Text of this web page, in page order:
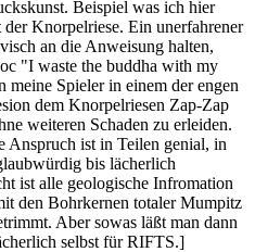
Beispiel was ich hier
Knorpelriese. Ein unerfahrener
an die Anweisung halten,
"I waste the buddha with my
meine Spieler in einem der engen
dem Knorpelriesen Zap-Zap
weiteren Schaden zu erleiden.
Anspruch ist in Teilen genial, in
bis lächerlich
ist alle geologische Infromation
den Bohrkernen totaler Mumpitz
Aber sowas läßt man dann
selbst für RIFTS.]